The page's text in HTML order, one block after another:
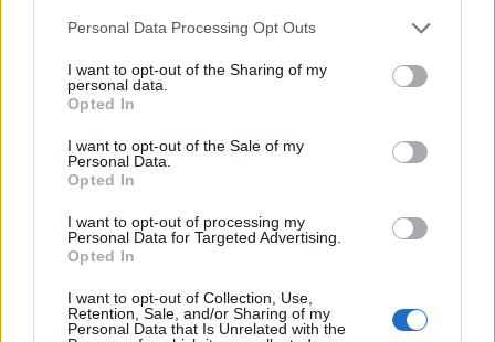
Please note that this website/app uses one or more Google
not limited to your visit or usage behaviour. You may click to
grant or deny consent to Google and its third-party tags to
use your data for below specified purposes in below Google
consent section.
Personal Data Processing Opt Outs
I want to opt-out of the Sharing of my
personal data.
Opted In
I want to opt-out of the Sale of my
Personal Data.
Opted In
I want to opt-out of processing my
Personal Data for Targeted Advertising.
Opted In
I want to opt-out of Collection, Use,
Retention, Sale, and/or Sharing of my
Personal Data that Is Unrelated with the
Badosa vs Muguruza en las
2021: dónde ver
16 noviembre, 2021
España consigue el pase directo
para el Mundial de Qatar 2022
el fichaje a Dani Alves
13 noviembre, 2021